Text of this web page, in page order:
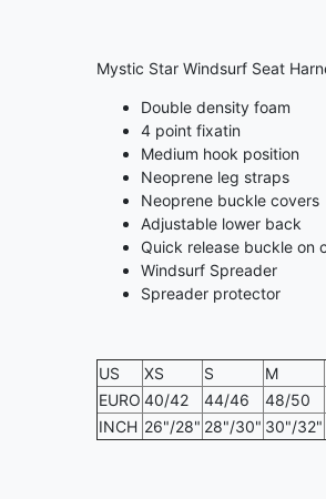
Mystic Star Windsurf Seat
Double density foam
4 point fixatin
Medium hook position
Neoprene leg straps
Neoprene buckle covers
Adjustable lower back
Quick release buckle on
Windsurf Spreader
Spreader protector
US XS S M
EURO 40/42 44/46 48/50
INCH 26"/28" 28"/30" 30"/32"